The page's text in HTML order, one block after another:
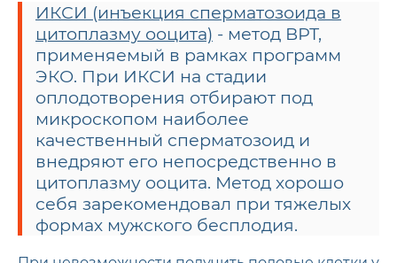
ИКСИ (инъекция сперматозоида в
цитоплазму ооцита) - метод ВРТ,
применяемый в рамках программ
ЭКО. При ИКСИ на стадии
оплодотворения отбирают под
микроскопом наиболее
качественный сперматозоид и
внедряют его непосредственно в
цитоплазму ооцита. Метод хорошо
себя зарекомендовал при тяжелых
формах мужского бесплодия.